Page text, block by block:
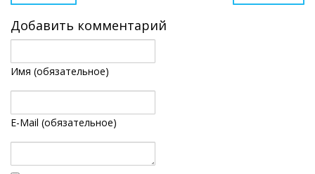
Добавить комментарий
Имя (обязательное)
E-Mail (обязательное)